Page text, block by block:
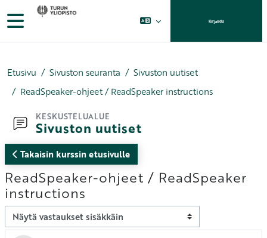
Siirry pääsisältöön
Sivupaneeli Kirjaudu
Etusivu Sivuston seuranta
Sivuston uutiset
ReadSpeaker-ohjeet / ReadSpeaker instructions
KESKUSTELUALUE
Sivuston uutiset
Takaisin kurssin etusivulle
ReadSpeaker-ohjeet / ReadSpeaker
instructions
Näytön tila